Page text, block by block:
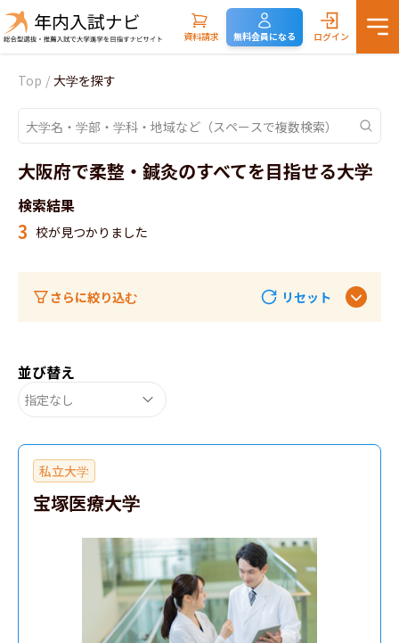
資料請求 無料会員になる ログイン
Top / 大学を探す
大阪府で柔整・鍼灸のすべてを目指せる大学
検索結果
3 校が見つかりました
さらに絞り込む リセット
並び替え
指定なし
私立大学
宝塚医療大学